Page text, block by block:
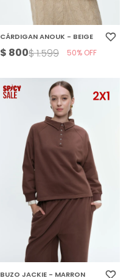
CÁRDIGAN ANOUK - BEIGE
$ 800$1.599 50
BUZO JACKIE - MARRON